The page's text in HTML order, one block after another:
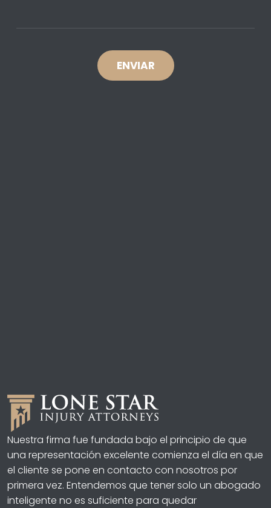
Nuestra firma fue fundada bajo el principio de que
una representación excelente comienza el día en que
el cliente se pone en contacto con nosotros por
primera vez. Entendemos que tener solo un abogado
inteligente no es suficiente para quedar